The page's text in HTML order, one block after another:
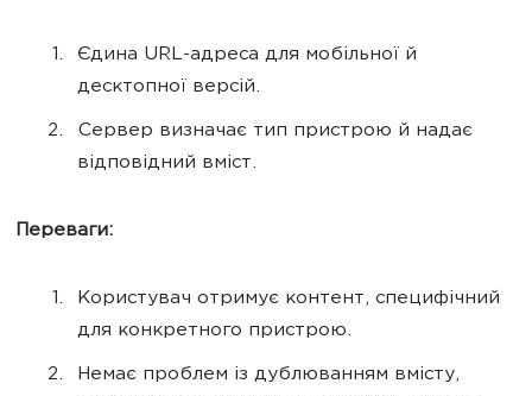
Єдина URL-адреса для мобільної й
десктопної версій.
Сервер визначає тип пристрою й надає
відповідний вміст.
Переваги:
Користувач отримує контент, специфічний
для конкретного пристрою.
Немає проблем із дублюванням вмісту,